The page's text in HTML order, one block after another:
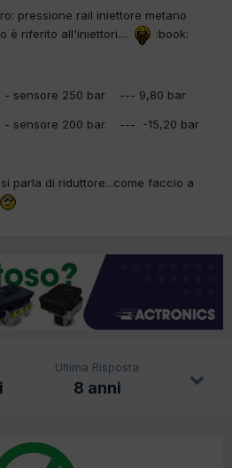
pressione rail iniettore metano
è riferito all'iniettori....
:book:
- sensore 250 bar --- 9,80 bar
- sensore 200 bar --- -15,20 bar
parla di riduttore...come faccio a
Ultima Risposta
8 anni